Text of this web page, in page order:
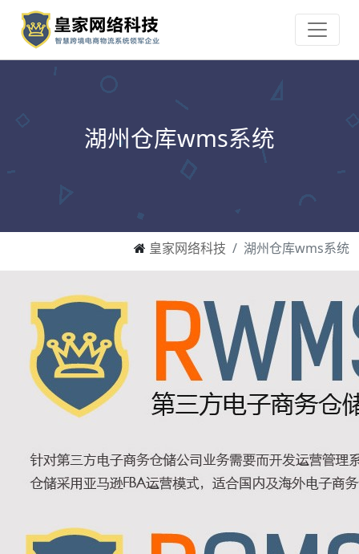
湖州仓库wms系统
皇家网络科技 湖州仓库wms系统